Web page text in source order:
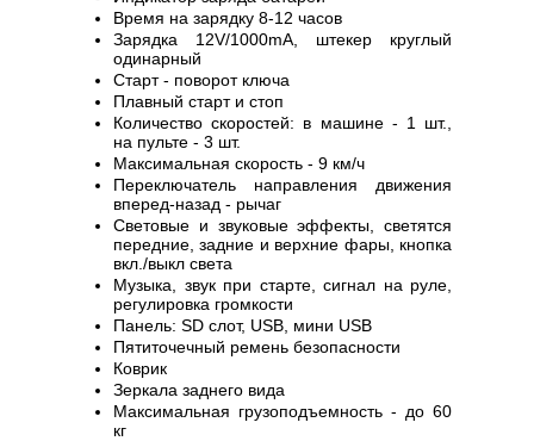
Время на зарядку 8-12 часов
Зарядка 12V/1000mA, штекер круглый
одинарный
Старт - поворот ключа
Плавный старт и стоп
Количество скоростей: в машине - 1 шт.,
на пульте - 3 шт.
Максимальная скорость - 9 км/ч
Переключатель направления движения
вперед-назад - рычаг
Световые и звуковые эффекты, светятся
передние, задние и верхние фары, кнопка
вкл./выкл света
Музыка, звук при старте, сигнал на руле,
регулировка громкости
Панель: SD слот, USB, мини USB
Пятиточечный ремень безопасности
Коврик
Зеркала заднего вида
Максимальная грузоподъемность - до 60
кг